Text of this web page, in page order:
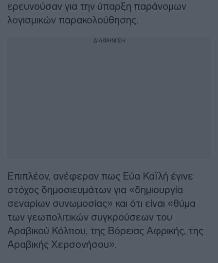
ερευνούσαν για την ύπαρξη παράνομων
λογισμικών παρακολούθησης.
ΔΙΑΦΗΜΙΣΗ
Επιπλέον, ανέφεραν πως Εύα Καϊλή έγινε
στόχος δημοσιευμάτων για «δημιουργία
σεναρίων συνωμοσίας» και ότι είναι «θύμα
των γεωπολιτικών συγκρούσεων του
Αραβικού Κόλπου, της Βόρειας Αφρικής, της
Αραβικής Χερσονήσου».